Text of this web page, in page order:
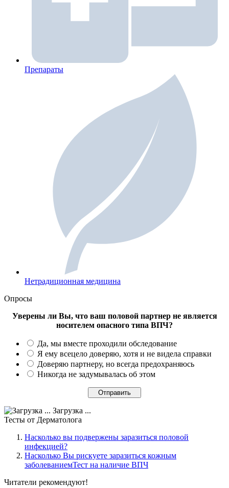
Препараты
Нетрадиционная медицина
Опросы
Уверены ли Вы, что ваш половой партнер не является
носителем опасного типа ВПЧ?
Да, мы вместе проходили обследование
Я ему всецело доверяю, хотя и не видела справки
Доверяю партнеру, но всегда предохраняюсь
Никогда не задумывалась об этом
Загрузка ...
Тесты от Дерматолога
Насколько вы подвержены заразиться половой
инфекцией?
Насколько Вы рискуете заразиться кожным
заболеваниемТест на наличие ВПЧ
Читатели рекомендуют!